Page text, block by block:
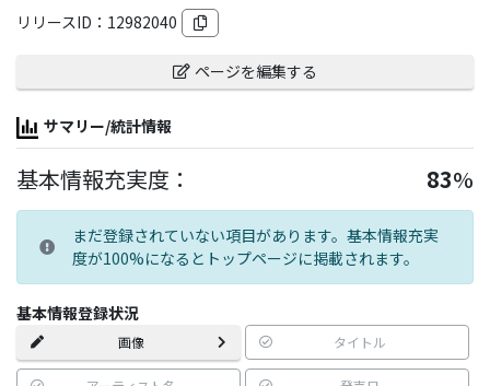
リリースID： 12982040
ページを編集する
サマリー/統計情報
基本情報充実度： 83%
まだ登録されていない項目があります。基本情報充実
度が100%になるとトップページに掲載されます。
基本情報登録状況
画像 タイトル